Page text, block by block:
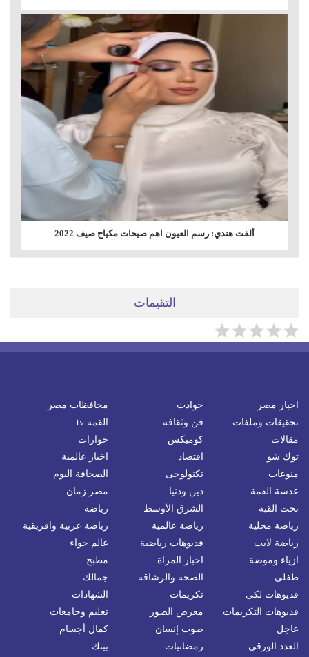
ألفت هندي: رسم العيون اهم صيحات مكياج صيف 2022
التقيمات
اخبار مصر حوادث
محافظات مصر
تحقيقات وملفات
فن وثقافة
القمة tv
مقالات
كوميكس
حوارات
توك شو
اقتصاد
اخبار عالمية
منوعات
تكنولوجى
الصحافة اليوم
عدسة القمة
دين ودنيا
مصر زمان
تحت القبة
الشرق الأوسط
رياضة
رياضة محلية
رياضة عالمية
رياضة عربية وافريقية
رياضة لايت
فديوهات رياضية
عالم حواء
ازياء وموضة
اخبار المراة
مطبخ
طفلى
الصحة والرشاقة
جمالك
فديوهات لكى
تكريمات
الشهادات
فديوهات التكريمات
معرض الصور
تعليم وجامعات
عاجل
صوت إنسان
كمال أجسام
العدد الورقي
رمضانيات بيتك